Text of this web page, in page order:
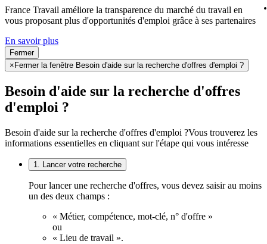
France Travail améliore la transparence du marché du travail en
vous proposant plus d'opportunités d'emploi grâce à ses partenaires
En savoir plus
Fermer
× Fermer la fenêtre Besoin d'aide sur la recherche d'offres d'emploi ?
Besoin d'aide sur la recherche d'offres
d'emploi ?
Besoin d'aide sur la recherche d'offres d'emploi ?Vous trouverez les
informations essentielles en cliquant sur l'étape qui vous intéresse
1. Lancer votre recherche
Pour lancer une recherche d'offres, vous devez saisir au moins
un des deux champs :
« Métier, compétence, mot-clé, n° d'offre »
ou
« Lieu de travail ».